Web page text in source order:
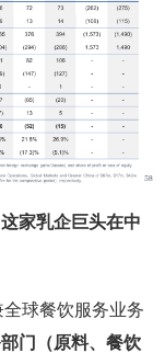
家乳企巨头在中
球餐饮服务业务
门（原料、餐饮